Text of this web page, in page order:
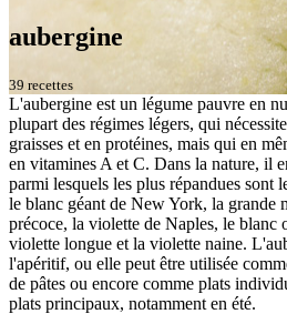
aubergine
39 recettes
L'aubergine est un légume pauvre en
plupart des régimes légers, qui
graisses et en protéines, mais qui en
en vitamines A et C. Dans la nature, il
parmi lesquels les plus répandues sont
le blanc géant de New York, la grande
précoce, la violette de Naples, le blanc
violette longue et la violette naine.
l'apéritif, ou elle peut être utilisée
de pâtes ou encore comme plats
plats principaux, notamment en été.